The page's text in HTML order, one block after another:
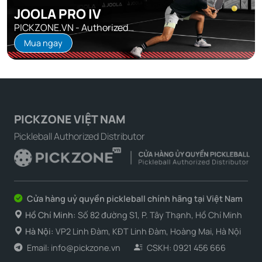
Những người chơi nào nên sở hữu
Joola Perseus Pro V 16mm?
Mặc dù đây là cây vợt đỉnh cao, nhưng không phải người
chơi nào cũng thực sự thích hợp để sử dụng cây vợt này.
JOOLA PRO IV
PICKZONE.VN - Authorized
Distributor
Mua ngay
PICKZONE VIỆT NAM
Pickleball Authorized Distributor
Cửa hàng uỷ quyền pickleball chính hãng tại Việt Nam
Hồ Chí Minh: Số 82 đường S1, P. Tây Thạnh, Hồ Chí Minh
Hà Nội: VP2 Linh Đàm, KĐT Linh Đàm, Hoàng Mai, Hà Nội
Email: info@pickzone.vn
CSKH: 0921 456 666